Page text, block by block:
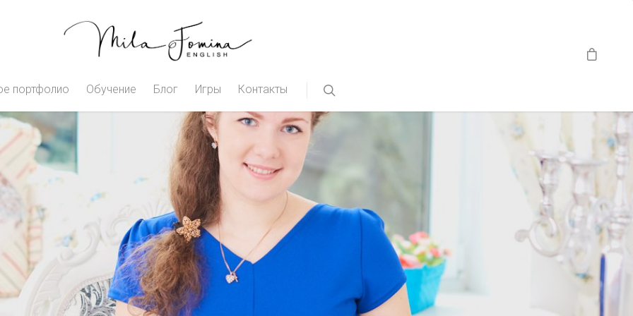
портфолио Обучение Блог Игры Контакты